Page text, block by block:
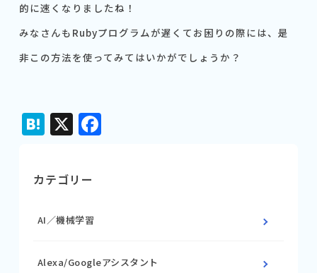
的に速くなりましたね！
みなさんもRubyプログラムが遅くてお困りの際には、是
非この方法を使ってみてはいかがでしょうか？
Hatena
X Facebook
カテゴリー
AI／機械学習
Alexa/Googleアシスタント